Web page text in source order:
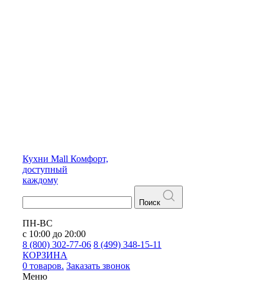
Кухни Mall Комфорт,
доступный
каждому
Поиск
ПН-ВС
с 10:00 до 20:00
8 (800) 302-77-06 8 (499) 348-15-11
КОРЗИНА
0 товаров. Заказать звонок
Меню